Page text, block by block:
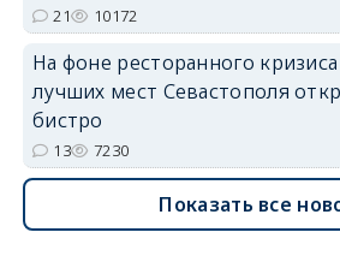
21 10172
На фоне ресторанного
лучших мест Севастополя
бистро
13 7230
Показать все